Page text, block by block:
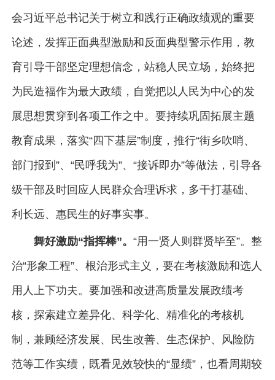
会习近平总书记关于树立和践行正确政绩观的重要
论述，发挥正面典型激励和反面典型警示作用，教
育引导干部坚定理想信念，站稳人民立场，始终把
为民造福作为最大政绩，自觉把以人民为中心的发
展思想贯穿到各项工作之中。要持续巩固拓展主题
教育成果，落实“四下基层”制度，推行“街乡吹哨、
部门报到”、“民呼我为”、“接诉即办”等做法，引导各
级干部及时回应人民群众合理诉求，多干打基础、
利长远、惠民生的好事实事。
舞好激励“指挥棒”。 “用一贤人则群贤毕至”。整
治“形象工程”、根治形式主义，要在考核激励和选人
用人上下功夫。要加强和改进高质量发展政绩考
核，探索建立差异化、科学化、精准化的考核机
制，兼顾经济发展、民生改善、生态保护、风险防
范等工作实绩，既看见效较快的“显绩”，也看周期较